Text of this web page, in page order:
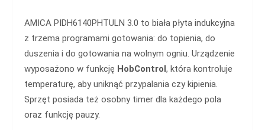
AMICA PIDH6140PHTULN 3.0 to biała płyta indukcyjna
z trzema programami gotowania: do topienia, do
duszenia i do gotowania na wolnym ogniu. Urządzenie
wyposażono w funkcję HobControl, która kontroluje
temperaturę, aby uniknąć przypalania czy kipienia.
Sprzęt posiada też osobny timer dla każdego pola
oraz funkcję pauzy.